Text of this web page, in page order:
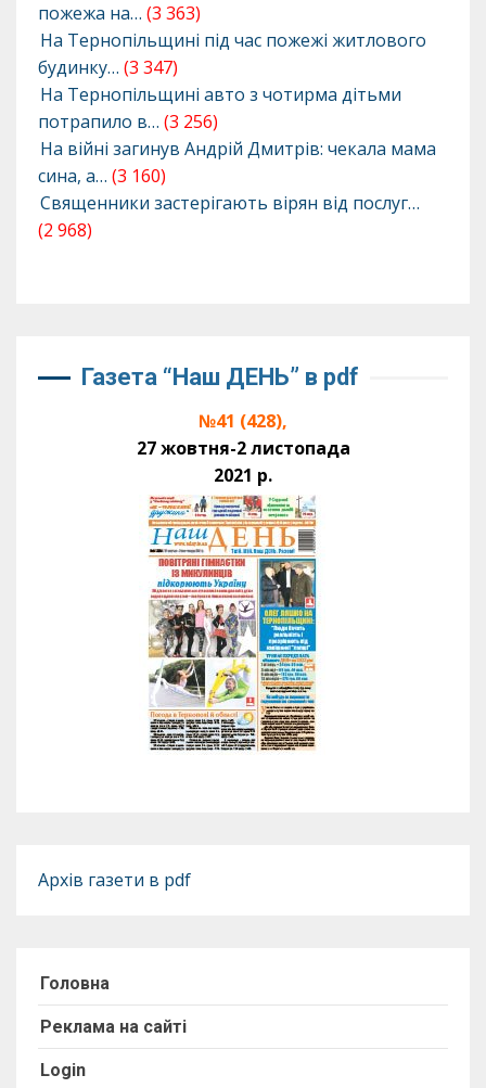
пожежа на… (3 363)
На Тернопільщині під час пожежі житлового
будинку… (3 347)
На Тернопільщині авто з чотирма дітьми
потрапило в… (3 256)
На війні загинув Андрій Дмитрів: чекала мама
сина, а… (3 160)
Священники застерігають вірян від послуг…
(2 968)
Газета “Наш ДЕНЬ” в pdf
№41 (428),
27 жовтня-2 листопада
2021 р.
Архів газети в pdf
Головна
Реклама на сайті
Login